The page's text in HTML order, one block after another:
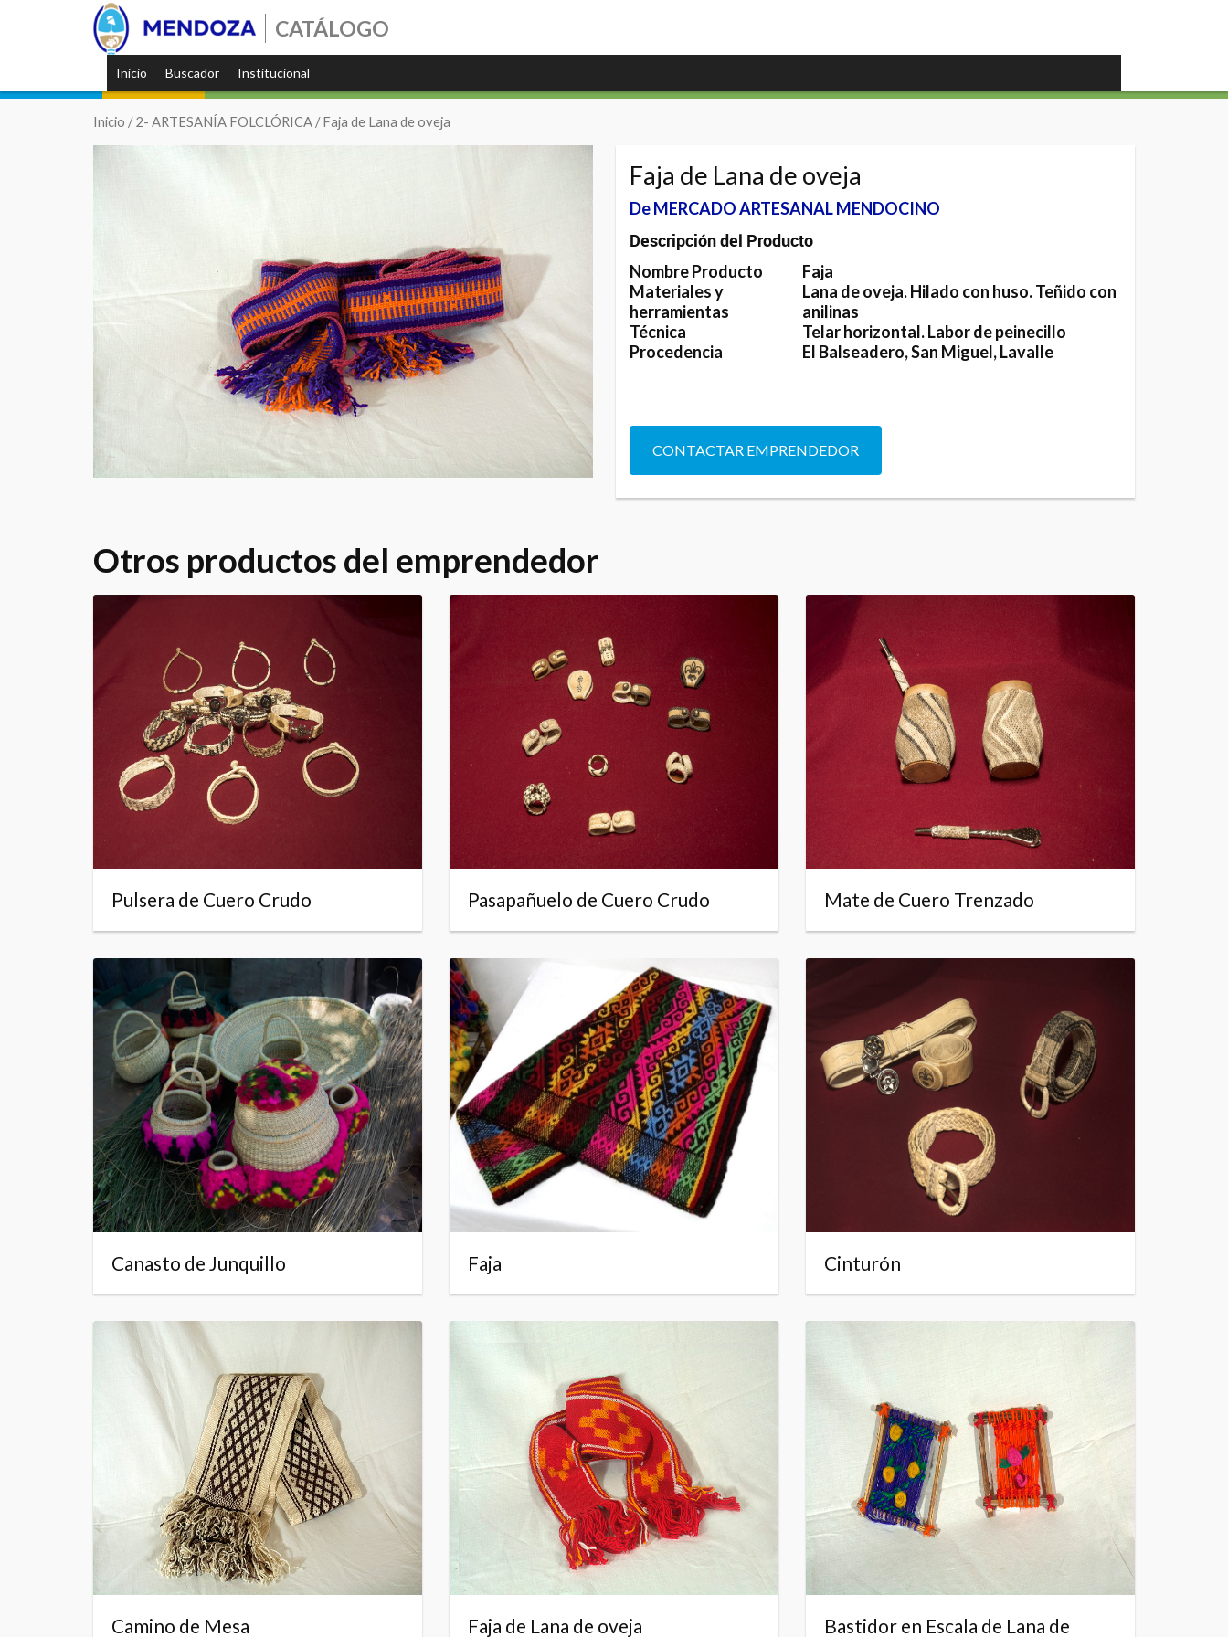
CATÁLOGO
Inicio Buscador Institucional
Inicio /2- ARTESANÍA FOLCLÓRICA / Faja de Lana de oveja
Faja de Lana de oveja
De MERCADO ARTESANAL MENDOCINO
Descripción del Producto
Nombre Producto
Faja
Materiales y
herramientas
Lana de oveja. Hilado con huso. Teñido con
anilinas
Técnica
Telar horizontal. Labor de peinecillo
Procedencia
El Balseadero, San Miguel, Lavalle
CONTACTAR EMPRENDEDOR
Otros productos del emprendedor
Pulsera de Cuero Crudo Pasapañuelo de Cuero Crudo Mate de Cuero Trenzado
Canasto de Junquillo Faja Cinturón
Camino de Mesa Faja de Lana de oveja Bastidor en Escala de Lana de